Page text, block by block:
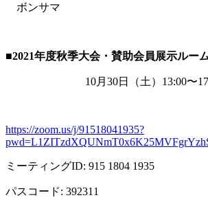
ボンサマ
■2021年度秋季大会・賛助会員展示ルー
10月 30日（土） 13:00〜
https://zoom.us/j/91518041935?
ミーティングID: 915 1804 1935
パスコード: 392311